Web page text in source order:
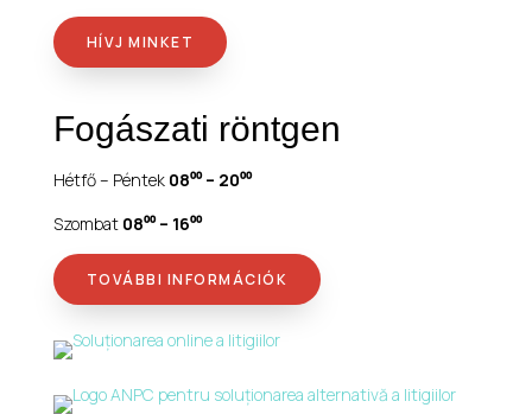
HÍVJ MINKET
Fogászati röntgen
Hétfő – Péntek 08⁰⁰ – 20⁰⁰
Szombat 08⁰⁰ – 16⁰⁰
TOVÁBBI INFORMÁCIÓK